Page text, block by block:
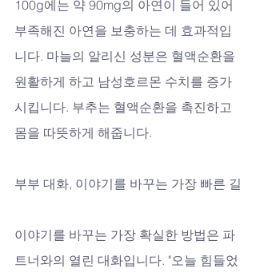
100g에는 약 90mg의 아연이 들어 있어
부족해진 아연을 보충하는 데 효과적입
니다. 마늘의 알리신 성분은 혈액순환을
원활하게 하고 남성호르몬 수치를 증가
시킵니다. 부추는 혈액순환을 촉진하고
몸을 따뜻하게 해줍니다.
부부 대화, 이야기를 바꾸는 가장 빠른 길
이야기를 바꾸는 가장 확실한 방법은 파
트너와의 열린 대화입니다. "오늘 힘들었